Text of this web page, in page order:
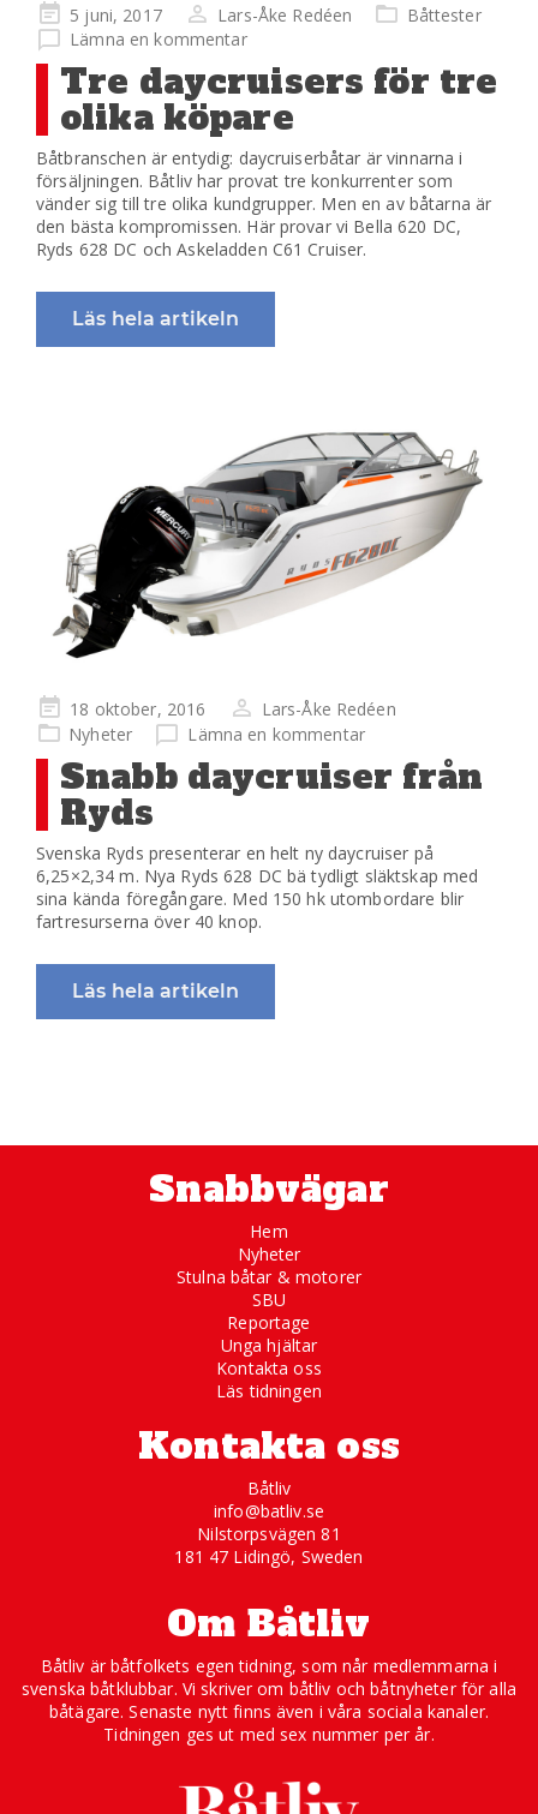
Publicerad
på
5 juni, 2017 Lars-Åke Redéen
Båttester
Lämna en kommentar
Tre daycruisers för tre
olika köpare
Båtbranschen är entydig: daycruiserbåtar är vinnarna i
försäljningen. Båtliv har provat tre konkurrenter som
vänder sig till tre olika kundgrupper. Men en av båtarna är
den bästa kompromissen. Här provar vi Bella 620 DC,
Ryds 628 DC och Askeladden C61 Cruiser.
Läs hela artikeln
Publicerad
på
18 oktober, 2016
Lars-Åke Redéen
Nyheter
Lämna en kommentar
Snabb daycruiser från
Ryds
Svenska Ryds presenterar en helt ny daycruiser på
6,25×2,34 m. Nya Ryds 628 DC bä tydligt släktskap med
sina kända föregångare. Med 150 hk utombordare blir
fartresurserna över 40 knop.
Läs hela artikeln
Snabbvägar
Hem
Nyheter
Stulna båtar & motorer
SBU
Reportage
Unga hjältar
Kontakta oss
Läs tidningen
Kontakta oss
Båtliv
info@batliv.se
Nilstorpsvägen 81
181 47 Lidingö, Sweden
Om Båtliv
Båtliv är båtfolkets egen tidning, som når medlemmarna i
svenska båtklubbar. Vi skriver om båtliv och båtnyheter för alla
båtägare. Senaste nytt finns även i våra sociala kanaler.
Tidningen ges ut med sex nummer per år.